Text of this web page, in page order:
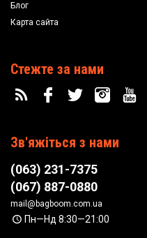
Блог
Карта сайта
Стежте за нами
Зв'яжіться з нами
(063) 231-7375
(067) 887-0880
mail@bagboom.com.ua
Пн—Нд 8:30—21:00